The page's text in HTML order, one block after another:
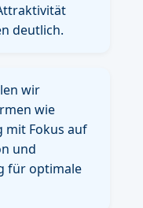
deutlich.
wir
wie
mit Fokus auf
und
für optimale